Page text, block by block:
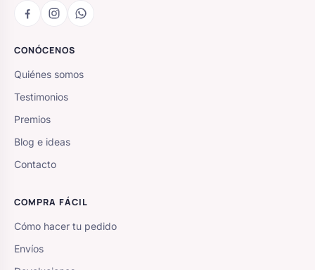
CONÓCENOS
Quiénes somos
Testimonios
Premios
Blog e ideas
Contacto
COMPRA FÁCIL
Cómo hacer tu pedido
Envíos